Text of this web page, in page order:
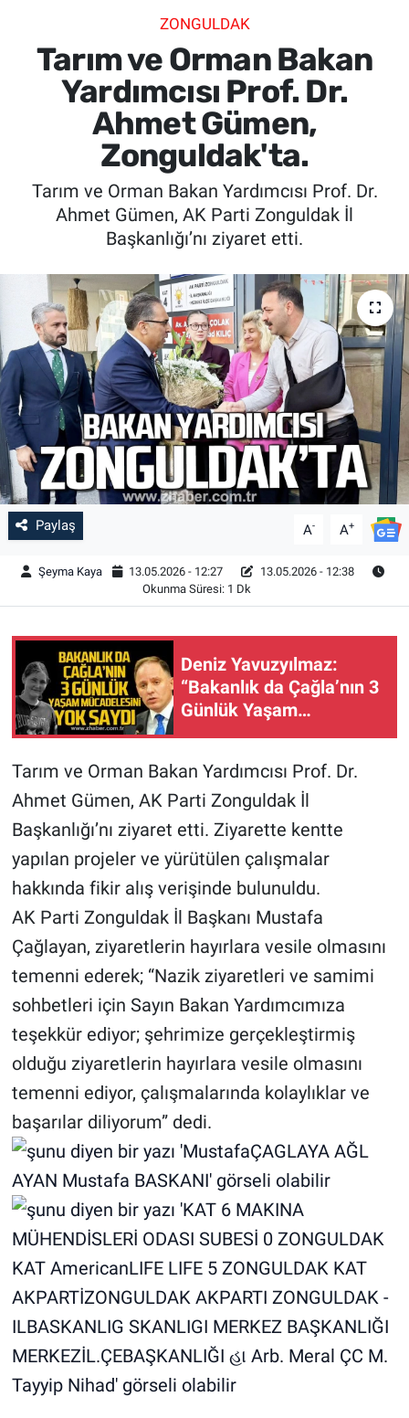
ZONGULDAK
Tarım ve Orman Bakan
Yardımcısı Prof. Dr.
Ahmet Gümen,
Zonguldak'ta.
Tarım ve Orman Bakan Yardımcısı Prof. Dr.
Ahmet Gümen, AK Parti Zonguldak İl
Başkanlığı’nı ziyaret etti.
Paylaş A- A+
Şeyma Kaya 13.05.2026 - 12:27
13.05.2026 - 12:38
Okunma Süresi: 1 Dk
Deniz Yavuzyılmaz:
“Bakanlık da Çağla’nın 3
Günlük Yaşam
Tarım ve Orman Bakan Yardımcısı Prof. Dr.
Ahmet Gümen, AK Parti Zonguldak İl
Başkanlığı’nı ziyaret etti. Ziyarette kentte
yapılan projeler ve yürütülen çalışmalar
hakkında fikir alış verişinde bulunuldu.
AK Parti Zonguldak İl Başkanı Mustafa
Çağlayan, ziyaretlerin hayırlara vesile olmasını
temenni ederek; “Nazik ziyaretleri ve samimi
sohbetleri için Sayın Bakan Yardımcımıza
teşekkür ediyor; şehrimize gerçekleştirmiş
olduğu ziyaretlerin hayırlara vesile olmasını
temenni ediyor, çalışmalarında kolaylıklar ve
başarılar diliyorum” dedi.
SPOR
SAĞLIK